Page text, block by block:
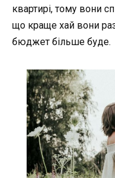
квартирі, тому вони
що краще хай вони
бюджет більше буде.